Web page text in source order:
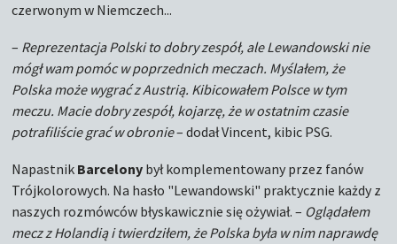
czerwonym w Niemczech...
– Reprezentacja Polski to dobry zespół, ale Lewandowski nie
mógł wam pomóc w poprzednich meczach. Myślałem, że
Polska może wygrać z Austrią. Kibicowałem Polsce w tym
meczu. Macie dobry zespół, kojarzę, że w ostatnim czasie
potrafiliście grać w obronie– dodał Vincent, kibic PSG.
Napastnik Barcelony był komplementowany przez fanów
Trójkolorowych. Na hasło "Lewandowski" praktycznie każdy z
naszych rozmówców błyskawicznie się ożywiał. – Oglądałem
mecz z Holandią i twierdziłem, że Polska była w nim naprawdę